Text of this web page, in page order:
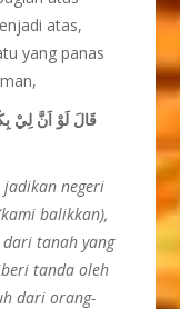
atas,
yang panas
قَالَ لَوْ اَنَّ لِيْ
jadikan negeri
balikkan),
tanah yang
tanda oleh
dari orang-